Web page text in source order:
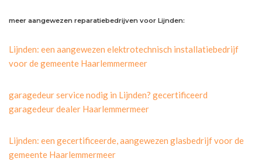
meer aangewezen reparatiebedrijven voor Lijnden:
Lijnden: een aangewezen elektrotechnisch installatiebedrijf
voor de gemeente Haarlemmermeer
garagedeur service nodig in Lijnden? gecertificeerd
garagedeur dealer Haarlemmermeer
Lijnden: een gecertificeerde, aangewezen glasbedrijf voor de
gemeente Haarlemmermeer